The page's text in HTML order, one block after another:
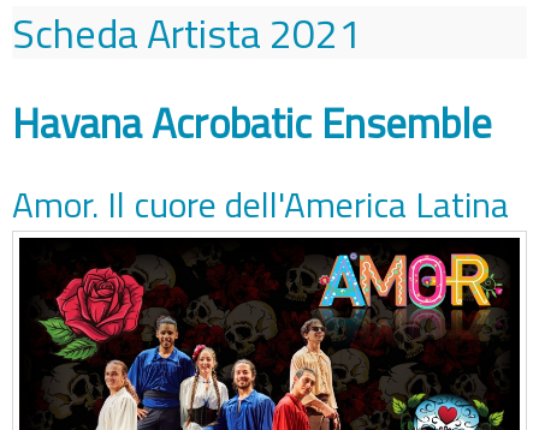
Scheda Artista2021
Havana Acrobatic Ensemble
Amor. Il cuore dell'America Latina